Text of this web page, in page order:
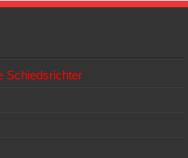
Schiedsrichter